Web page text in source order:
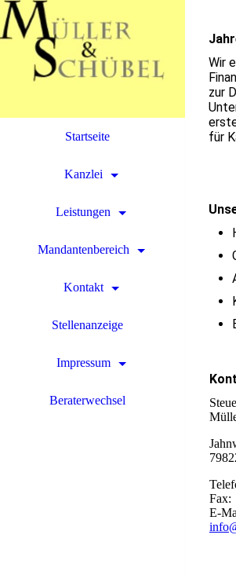
Startseite
Kanzlei
Leistungen
Mandantenbereich
Kontakt
Stellenanzeige
Impressum
Beraterwechsel
Wir
zur
für
E-